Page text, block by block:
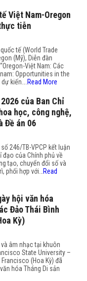
Việt Nam-Oregon
tiễn
tế (World Trade
(Mỹ), Diễn đàn
Việt Nam: Các
Opportunities in the
kiến…. Read More
của Ban Chỉ
học, công nghệ,
Đề án 06
246/TB-VPCP kết luận
đạo của Chính phủ về
tạo, chuyển đổi số và
phối hợp với… Read
hội văn hóa
Đảo Thái Bình
Kỳ)
âm nhạc tại khuôn
State University –
(Hoa Kỳ) đã
hóa Tháng Di sản